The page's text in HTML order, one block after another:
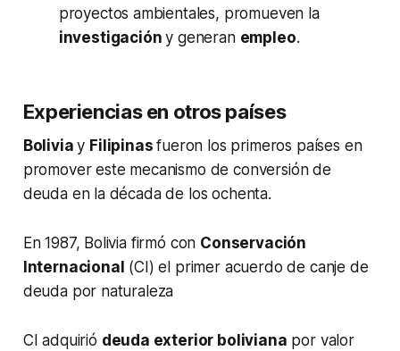
proyectos ambientales, promueven la
investigacióny generan empleo.
Experiencias en otros países
Boliviay Filipinasfueron los primeros países en
promover este mecanismo de conversión de
deuda en la década de los ochenta.
En 1987, Bolivia firmó con Conservación
Internacional (CI) el primer acuerdo de canje de
deuda por naturaleza
CI adquirió deuda exterior boliviana por valor